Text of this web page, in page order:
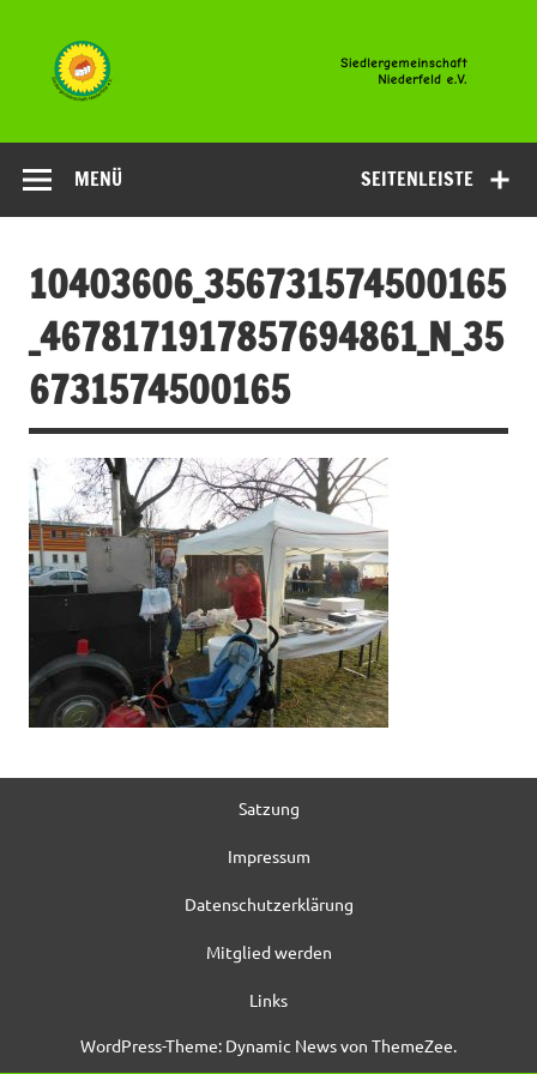
springen
Niederfeld
SEITENLEISTE
MENÜ
10403606_356731574500165
_4678171917857694861_N_35
6731574500165
Satzung
Impressum
Datenschutzerklärung
Mitglied werden
Links
WordPress-Theme: Dynamic News von ThemeZee.